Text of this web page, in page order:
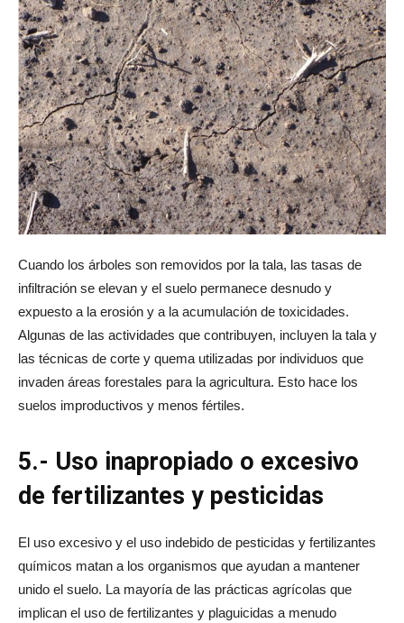
Cuando los árboles son removidos por la tala, las tasas de
infiltración se elevan y el suelo permanece desnudo y
expuesto a la erosión y a la acumulación de toxicidades.
Algunas de las actividades que contribuyen, incluyen la tala y
las técnicas de corte y quema utilizadas por individuos que
invaden áreas forestales para la agricultura. Esto hace los
suelos improductivos y menos fértiles.
5.- Uso inapropiado o excesivo
de fertilizantes y pesticidas
El uso excesivo y el uso indebido de pesticidas y fertilizantes
químicos matan a los organismos que ayudan a mantener
unido el suelo. La mayoría de las prácticas agrícolas que
implican el uso de fertilizantes y plaguicidas a menudo